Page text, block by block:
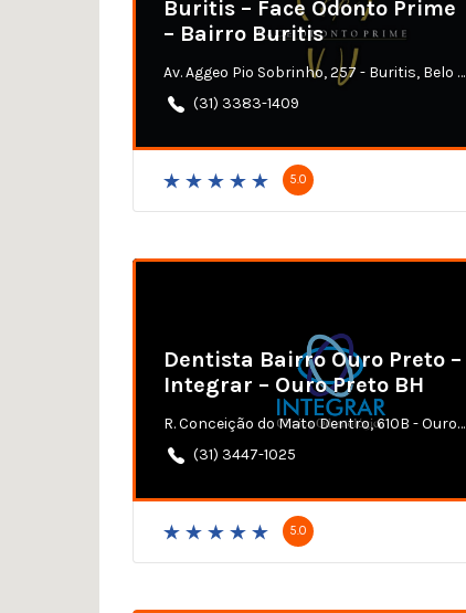
Buritis – Face Odonto Prime
– Bairro Buritis
Av. Aggeo Pio Sobrinho, 257 - Buritis, Belo Horizonte - MG
(31) 3383-1409
5.0
Dentista Bairro Ouro Preto –
Integrar – Ouro Preto BH
R. Conceição do Mato Dentro, 610B - Ouro Preto, Belo Horizonte - MG
(31) 3447-1025
5.0